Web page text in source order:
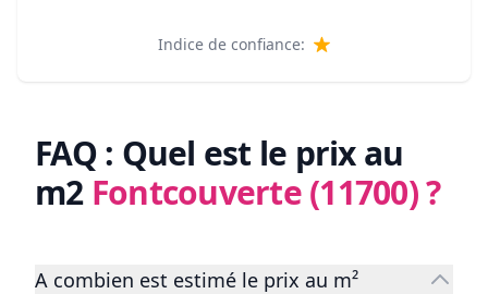
Indice de confiance:
FAQ : Quel est le prix au
m2 Fontcouverte (11700)?
A combien est estimé le prix au m²